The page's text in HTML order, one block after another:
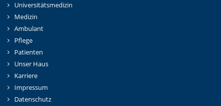
Universitätsmedizin
Medizin
Ambulant
Pflege
Patienten
Unser Haus
Karriere
Impressum
Datenschutz